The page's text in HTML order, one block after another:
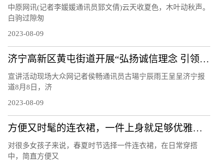
中原网讯(记者李媛媛通讯员郅文倩)云天收夏色，木叶动秋声。
白驹过隙匆
2023-08-09
济宁高新区黄屯街道开展“弘扬诚信理念 引领文明风尚”主题宣讲活动
宣讲活动现场大众网记者侯畅通讯员古瑒宁辰雨王呈呈济宁报
道8月8日，济
2023-08-09
方便又时髦的连衣裙，一件上身就足够优雅，轻松穿出衣品
对很多女孩子来说，春夏时节选择一件连衣裙，在日常穿搭
中，简直方便又